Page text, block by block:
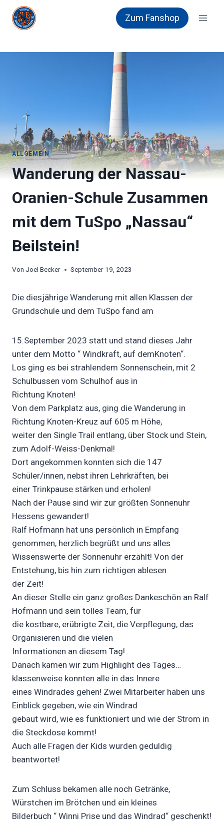
Zum
Inhalt
springen
Zum Fanshop
ALLGEMEIN
Wanderung der Nassau-
Oranien-Schule Zusammen
mit dem TuSpo „Nassau“
Beilstein!
Von Joel Becker September 19, 2023
Die diesjährige Wanderung mit allen Klassen der
Grundschule und dem TuSpo fand am
15.September 2023 statt und stand dieses Jahr
unter dem Motto “ Windkraft, auf demKnoten“.
Los ging es bei strahlendem Sonnenschein, mit 2
Schulbussen vom Schulhof aus in
Richtung Knoten!
Von dem Parkplatz aus, ging die Wanderung in
Richtung Knoten-Kreuz auf 605 m Höhe,
weiter den Single Trail entlang, über Stock und Stein,
zum Adolf-Weiss-Denkmal!
Dort angekommen konnten sich die 147
Schüler/innen, nebst ihren Lehrkräften, bei
einer Trinkpause stärken und erholen!
Nach der Pause sind wir zur größten Sonnenuhr
Hessens gewandert!
Ralf Hofmann hat uns persönlich in Empfang
genommen, herzlich begrüßt und uns alles
Wissenswerte der Sonnenuhr erzählt! Von der
Entstehung, bis hin zum richtigen ablesen
der Zeit!
An dieser Stelle ein ganz großes Dankeschön an Ralf
Hofmann und sein tolles Team, für
die kostbare, erübrigte Zeit, die Verpflegung, das
Organisieren und die vielen
Informationen an diesem Tag!
Danach kamen wir zum Highlight des Tages…
klassenweise konnten alle in das Innere
eines Windrades gehen! Zwei Mitarbeiter haben uns
Einblick gegeben, wie ein Windrad
gebaut wird, wie es funktioniert und wie der Strom in
die Steckdose kommt!
Auch alle Fragen der Kids wurden geduldig
beantwortet!
Zum Schluss bekamen alle noch Getränke,
Würstchen im Brötchen und ein kleines
Bilderbuch “ Winni Prise und das Windrad“ geschenkt!